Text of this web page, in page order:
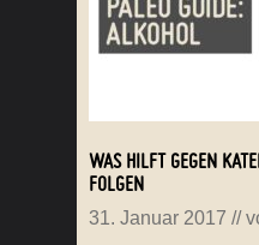
WAS HILFT GEGEN
FOLGEN
31. Januar 2017 //